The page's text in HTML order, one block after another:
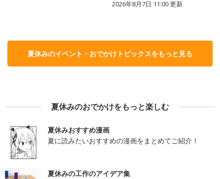
2026年8月7日 11:00更新
夏休みのイベント・おでかけトピックスをもっと見る
夏休みのおでかけをもっと楽しむ
夏休みおすすめ漫画
夏に読みたいおすすめの漫画をまとめてご紹介！
夏休みの工作のアイデア集